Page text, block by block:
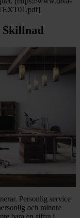
Skillnad
Personlig service
och mindre